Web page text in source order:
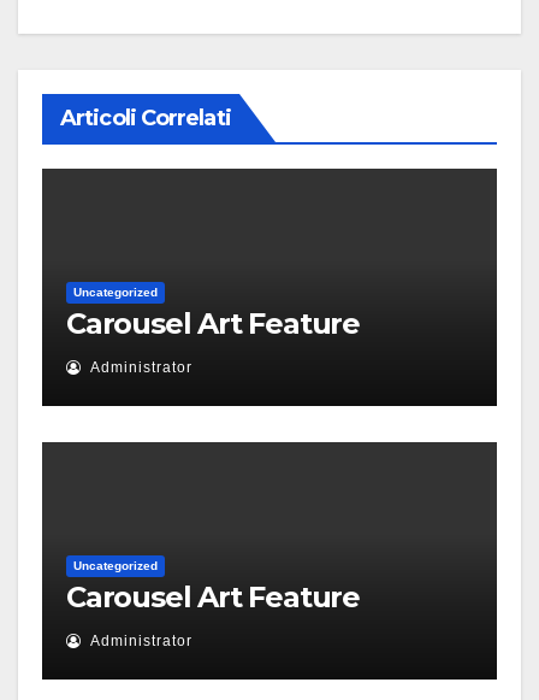
Articoli Correlati
Uncategorized
Carousel Art Feature
Administrator
Uncategorized
Carousel Art Feature
Administrator